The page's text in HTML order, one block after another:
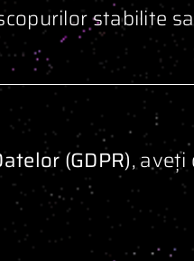
stabilite
(GDPR),